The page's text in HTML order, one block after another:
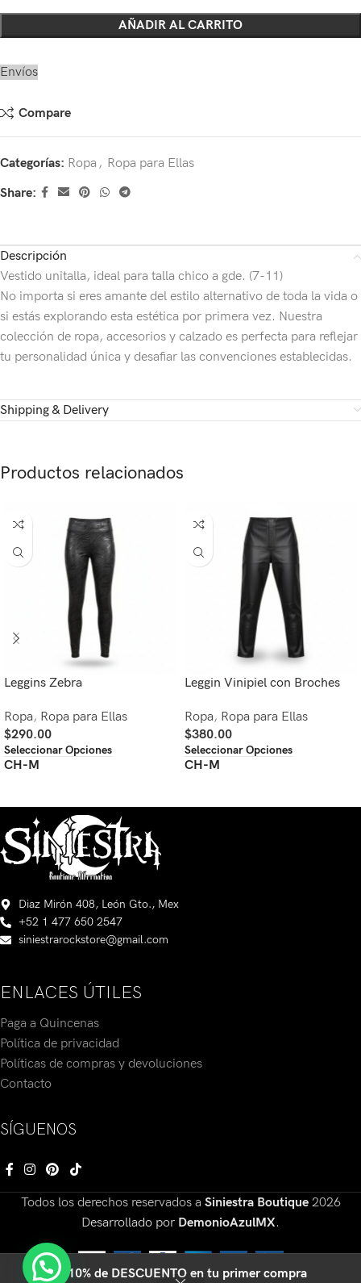
AÑADIR AL CARRITO
Envíos
Compare
Categorías: Ropa , Ropa para Ellas
Share:
Descripción
Vestido unitalla, ideal para talla chico a gde. (7-11)
No importa si eres amante del estilo alternativo de toda la vida o
si estás explorando esta estética por primera vez. Nuestra
colección de ropa, accesorios y calzado es perfecta para reflejar
tu personalidad única y desafiar las convenciones establecidas.
Shipping & Delivery
Productos relacionados
Leggins Zebra
Ropa, Ropa para Ellas
$290.00
Seleccionar Opciones
CH-M
Leggin Vinipiel con Broches
Ropa, Ropa para Ellas
$380.00
Seleccionar Opciones
CH-M
Diaz Mirón 408, León Gto., Mex
+52 1 477 650 2547
siniestrarockstore@gmail.com
ENLACES ÚTILES
Paga a Quincenas
Política de privacidad
Políticas de compras y devoluciones
Contacto
SÍGUENOS
Todos los derechos reservados a Siniestra Boutique 2026
Desarrollado por DemonioAzulMX.
🔥10% de DESCUENTO en tu primer compra
0